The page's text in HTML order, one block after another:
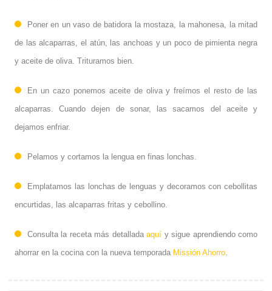
Poner en un vaso de batidora la mostaza, la mahonesa, la mitad
de las alcaparras, el atún, las anchoas y un poco de pimienta negra
y aceite de oliva. Trituramos bien.
En un cazo ponemos aceite de oliva y freímos el resto de las
alcaparras. Cuando dejen de sonar, las sacamos del aceite y
dejamos enfriar.
Pelamos y cortamos la lengua en finas lonchas.
Emplatamos las lonchas de lenguas y decoramos con cebollitas
encurtidas, las alcaparras fritas y cebollino.
Consulta la receta más detalladaaquí y sigue aprendiendo como
ahorrar en la cocina con la nueva temporada Missión Ahorro